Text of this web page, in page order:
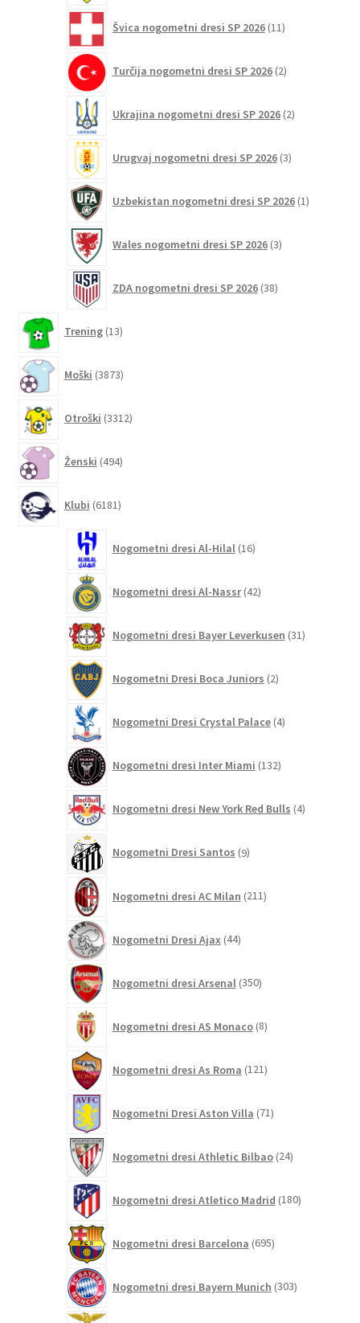
Švica nogometni dresi SP 2026 11izdelkov
Turčija nogometni dresi SP 2026 2izdelka
Ukrajina nogometni dresi SP 2026 2izdelka
Urugvaj nogometni dresi SP 2026 3izdelki
Uzbekistan nogometni dresi SP 2026 1izdelek
Wales nogometni dresi SP 2026 3izdelki
ZDA nogometni dresi SP 2026 38izdelkov
Trening 13izdelkov
Moški 3873izdelkov
Otroški 3312izdelkov
Ženski 494izdelkov
Klubi 6181izdelkov
Nogometni dresi Al-Hilal 16izdelkov
Nogometni dresi Al-Nassr 42izdelkov
Nogometni dresi Bayer Leverkusen 31izdelkov
Nogometni Dresi Boca Juniors 2izdelka
Nogometni Dresi Crystal Palace 4izdelki
Nogometni dresi Inter Miami 132izdelkov
Nogometni dresi New York Red Bulls 4izdelki
Nogometni Dresi Santos 9izdelkov
Nogometni dresi AC Milan 211izdelkov
Nogometni Dresi Ajax 44izdelkov
Nogometni dresi Arsenal 350izdelkov
Nogometni dresi AS Monaco 8izdelkov
Nogometni dresi As Roma 121izdelkov
Nogometni Dresi Aston Villa 71izdelkov
Nogometni dresi Athletic Bilbao 24izdelkov
Nogometni dresi Atletico Madrid 180izdelkov
Nogometni dresi Barcelona 695izdelkov
Nogometni dresi Bayern Munich 303izdelki